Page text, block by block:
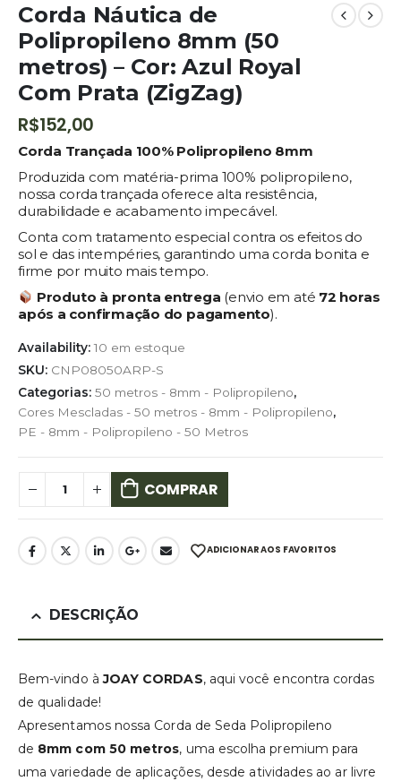
Corda Náutica de
Polipropileno 8mm (50
metros) – Cor: Azul Royal
Com Prata (ZigZag)
R$152,00
Corda Trançada 100% Polipropileno 8mm
Produzida com matéria-prima 100% polipropileno,
nossa corda trançada oferece alta resistência,
durabilidade e acabamento impecável.
Conta com tratamento especial contra os efeitos do
sol e das intempéries, garantindo uma corda bonita e
firme por muito mais tempo.
Produto à pronta entrega (envio em até 72 horas
após a confirmação do pagamento).
Availability:10 em estoque
SKU: CNP08050ARP-S
Categorias: 50 metros - 8mm - Polipropileno,
Cores Mescladas - 50 metros - 8mm - Polipropileno,
PE - 8mm - Polipropileno - 50 Metros
COMPRAR
ADICIONAR AOS FAVORITOS
DESCRIÇÃO
Bem-vindo àJOAY CORDAS, aqui você encontra cordas
de qualidade!
Apresentamos nossa Corda de Seda Polipropileno
de 8mm com 50 metros, uma escolha premium para
uma variedade de aplicações, desde atividades ao ar livre